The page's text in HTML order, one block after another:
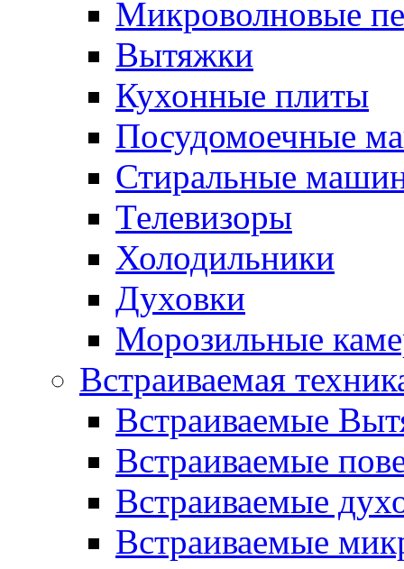
Микроволновые
Вытяжки
Кухонные плиты
Посудомоечные
Стиральные
Телевизоры
Холодильники
Духовки
Морозильные
Встраиваемая
Встраиваемые
Встраиваемые
Встраиваемые
Встраиваемые